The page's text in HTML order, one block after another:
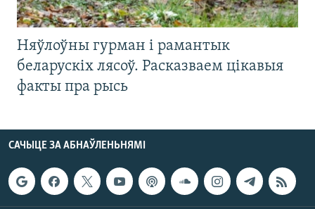
Няўлоўны гурман і рамантык
беларускіх лясоў. Расказваем цікавыя
факты пра рысь
САЧЫЦЕ ЗА АБНАЎЛЕНЬНЯМІ